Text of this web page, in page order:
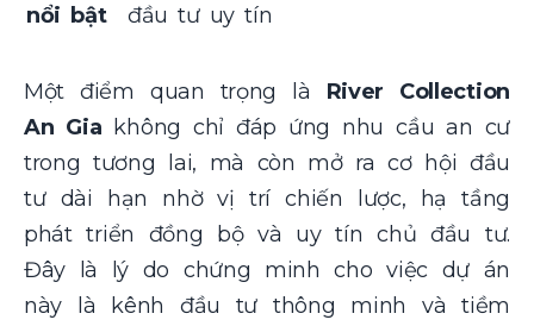
nổi bật
đầu tư uy tín
Một điểm quan trọng là River Collection
An Gia không chỉ đáp ứng nhu cầu an cư
trong tương lai, mà còn mở ra cơ hội đầu
tư dài hạn nhờ vị trí chiến lược, hạ tầng
phát triển đồng bộ và uy tín chủ đầu tư.
Đây là lý do chứng minh cho việc dự án
này là kênh đầu tư thông minh và tiềm